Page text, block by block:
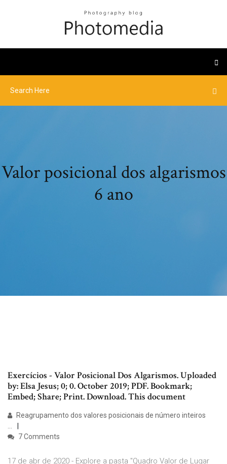
Valor posicional dos algarismos
6 ano
Exercícios - Valor Posicional Dos Algarismos. Uploaded
by: Elsa Jesus; 0; 0. October 2019; PDF. Bookmark;
Embed; Share; Print. Download. This document
Reagrupamento dos valores posicionais de número inteiros
...
7 Comments
17 de abr de 2020 - Explore a pasta "Quadro Valor de Lugar